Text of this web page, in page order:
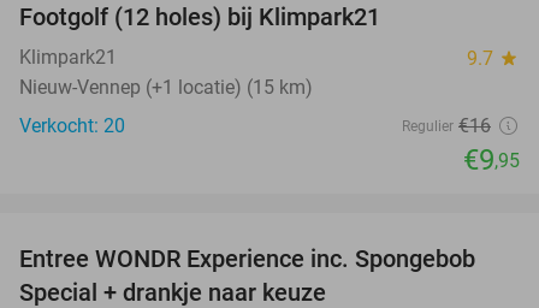
NEW
TODAY
Footgolf (12 holes) bij Klimpark21
Klimpark21 9.7 star
Nieuw-Vennep (+1 locatie) (15 km)
Verkocht: 20
Regulier €16
€9,95
27%
Entree WONDR Experience inc. Spongebob
Special + drankje naar keuze